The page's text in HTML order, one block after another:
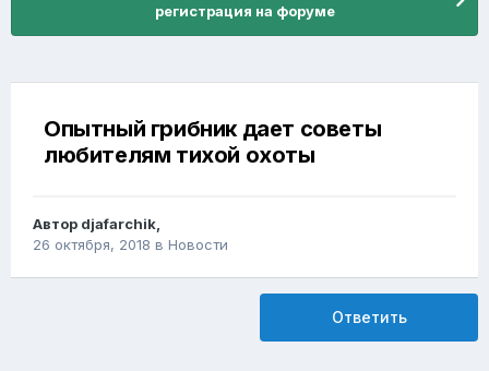
регистрация на форуме
Опытный грибник дает советы
любителям тихой охоты
Автор djafarchik,
26 октября, 2018 в Новости
Ответить